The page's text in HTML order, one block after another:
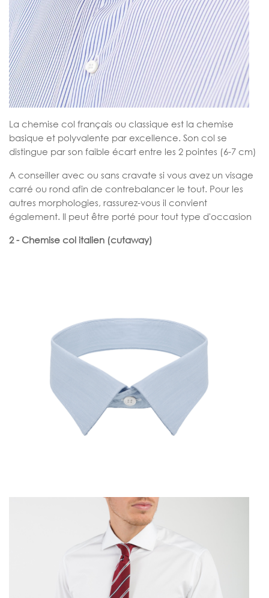
La chemise col français ou classique est la chemise
basique et polyvalente par excellence. Son col se
distingue par son faible écart entre les 2 pointes (6-7 cm)
A conseiller avec ou sans cravate si vous avez un visage
carré ou rond afin de contrebalancer le tout. Pour les
autres morphologies, rassurez-vous il convient
également. Il peut être porté pour tout type d'occasion
2 - Chemise col italien (cutaway)